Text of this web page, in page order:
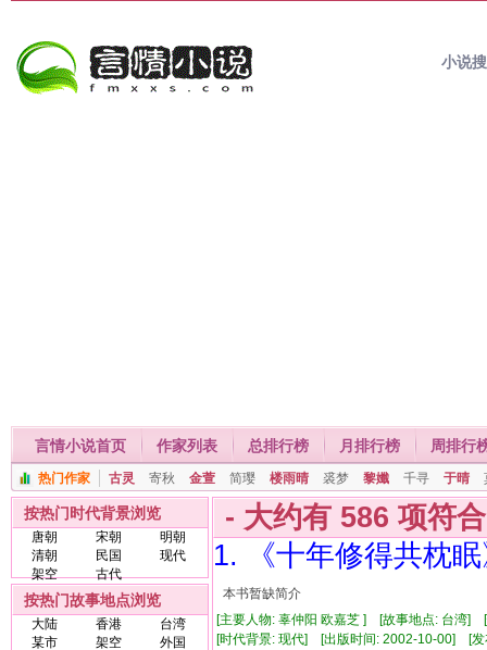
小说
言情小说首页 作家列表 总排行榜 月排行榜 周排行
热门作家 古灵 寄秋 金萱 简璎 楼雨晴 裘梦 黎孅 千寻 于晴
按热门时代背景浏览
唐朝 宋朝
明朝
清朝
民国
现代
架空
古代
按热门故事地点浏览
大陆 香港
台湾
某市
架空
外国
- 大约有 586 项符
1. 《十年修得共枕
本书暂缺简介
[主要人物: 辜仲阳 欧嘉芝 ] [故事地点: 台湾]
[时代背景: 现代] [出版时间: 2002-10-00] [